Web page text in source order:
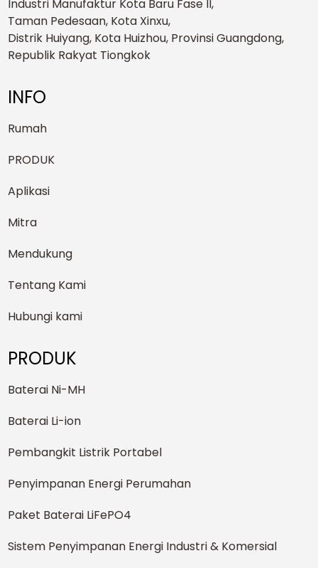
Industri Manufaktur Kota Baru Fase II,
Taman Pedesaan, Kota Xinxu,
Distrik Huiyang, Kota Huizhou, Provinsi Guangdong,
Republik Rakyat Tiongkok
INFO
Rumah
PRODUK
Aplikasi
Mitra
Mendukung
Tentang Kami
Hubungi kami
PRODUK
Baterai Ni-MH
Baterai Li-ion
Pembangkit Listrik Portabel
Penyimpanan Energi Perumahan
Paket Baterai LiFePO4
Sistem Penyimpanan Energi Industri & Komersial